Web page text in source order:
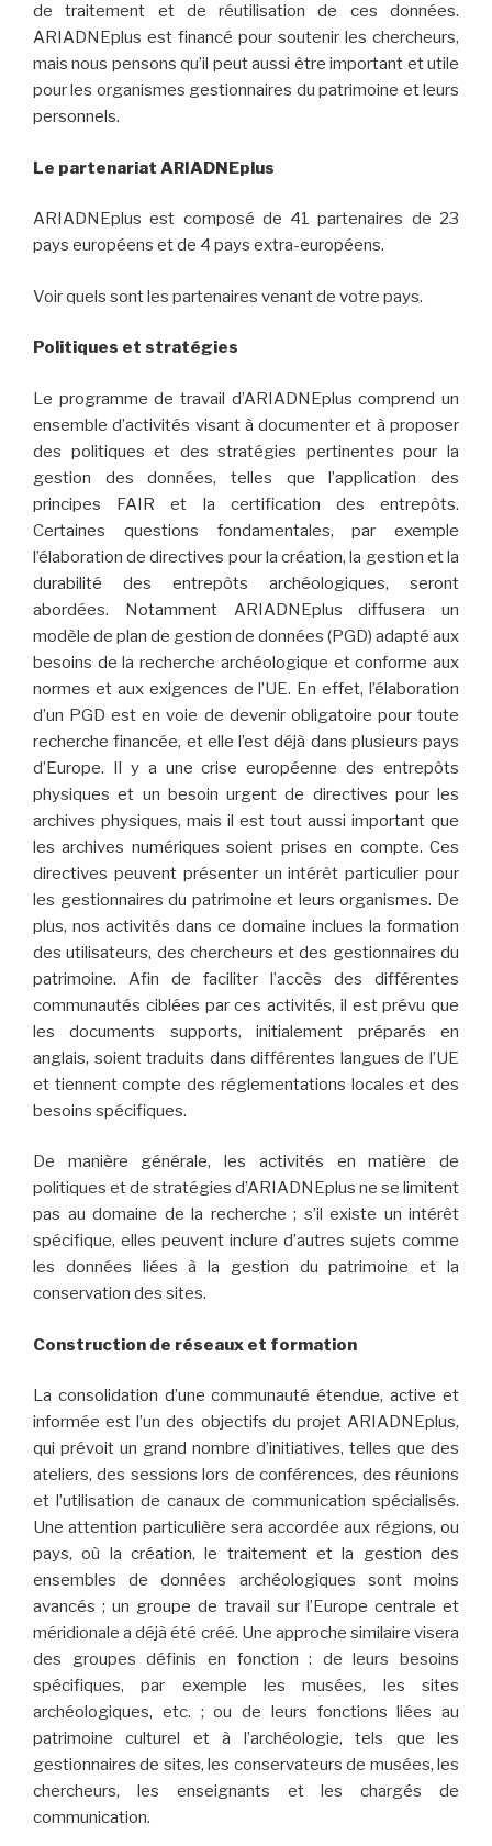
de traitement et de réutilisation de ces données.
ARIADNEplus est financé pour soutenir les chercheurs,
mais nous pensons qu’il peut aussi être important et utile
pour les organismes gestionnaires du patrimoine et leurs
personnels.
Le partenariat ARIADNEplus
ARIADNEplus est composé de 41 partenaires de 23
pays européens et de 4 pays extra-européens.
Voir quels sont les partenaires venant de votre pays.
Politiques et stratégies
Le programme de travail d’ARIADNEplus comprend un
ensemble d’activités visant à documenter et à proposer
des politiques et des stratégies pertinentes pour la
gestion des données, telles que l’application des
principes FAIR et la certification des entrepôts.
Certaines questions fondamentales, par exemple
l’élaboration de directives pour la création, la gestion et la
durabilité des entrepôts archéologiques, seront
abordées. Notamment ARIADNEplus diffusera un
modèle de plan de gestion de données (PGD) adapté aux
besoins de la recherche archéologique et conforme aux
normes et aux exigences de l’UE. En effet, l’élaboration
d’un PGD est en voie de devenir obligatoire pour toute
recherche financée, et elle l’est déjà dans plusieurs pays
d’Europe. Il y a une crise européenne des entrepôts
physiques et un besoin urgent de directives pour les
archives physiques, mais il est tout aussi important que
les archives numériques soient prises en compte. Ces
directives peuvent présenter un intérêt particulier pour
les gestionnaires du patrimoine et leurs organismes. De
plus, nos activités dans ce domaine inclues la formation
des utilisateurs, des chercheurs et des gestionnaires du
patrimoine. Afin de faciliter l’accès des différentes
communautés ciblées par ces activités, il est prévu que
les documents supports, initialement préparés en
anglais, soient traduits dans différentes langues de l’UE
et tiennent compte des réglementations locales et des
besoins spécifiques.
De manière générale, les activités en matière de
politiques et de stratégies d’ARIADNEplus ne se limitent
pas au domaine de la recherche ; s’il existe un intérêt
spécifique, elles peuvent inclure d’autres sujets comme
les données liées à la gestion du patrimoine et la
conservation des sites.
Construction de réseaux et formation
La consolidation d’une communauté étendue, active et
informée est l’un des objectifs du projet ARIADNEplus,
qui prévoit un grand nombre d’initiatives, telles que des
ateliers, des sessions lors de conférences, des réunions
et l’utilisation de canaux de communication spécialisés.
Une attention particulière sera accordée aux régions, ou
pays, où la création, le traitement et la gestion des
ensembles de données archéologiques sont moins
avancés ; un groupe de travail sur l’Europe centrale et
méridionale a déjà été créé. Une approche similaire visera
des groupes définis en fonction : de leurs besoins
spécifiques, par exemple les musées, les sites
archéologiques, etc. ; ou de leurs fonctions liées au
patrimoine culturel et à l’archéologie, tels que les
gestionnaires de sites, les conservateurs de musées, les
chercheurs, les enseignants et les chargés de
communication.